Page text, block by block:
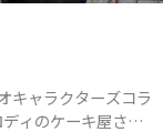
キャラクターズコラ
ィのケーキ屋さ